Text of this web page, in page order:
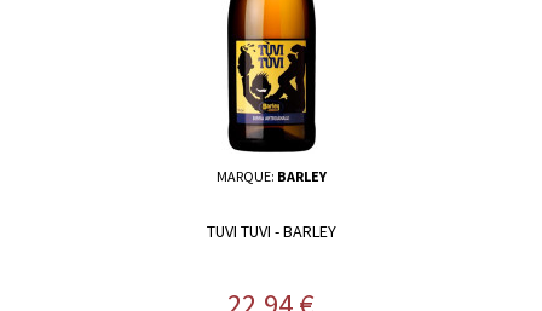
MARQUE: BARLEY
TUVI TUVI - BARLEY
Prix